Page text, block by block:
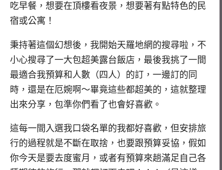
吃早餐，想要在頂樓看夜景，想要著有點特色的民
宿或公寓！
秉持著這個幻想後，我開始天羅地網的搜尋啦，不
小心搜尋了一大包超美露台飯店，最後我挑了一間
最適合我預算和人數（四人）的訂，一邊訂的同
時，還是在厄婉啊～畢竟這些都超美的，這就整理
出來分享，包準你們看了也會好喜歡。
這每一間入選我口袋名單的我都好喜歡，但安排旅
行的過程就是不斷在取捨，也要跟預算妥協，假如
你今天是要去度蜜月，或者有預算來趟滿足自己各